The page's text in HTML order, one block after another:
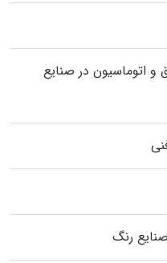
و اتوماسیون در صنایع
رنگ